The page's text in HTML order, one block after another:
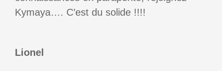
Kymaya…. C’est du solide !!!!
Lionel